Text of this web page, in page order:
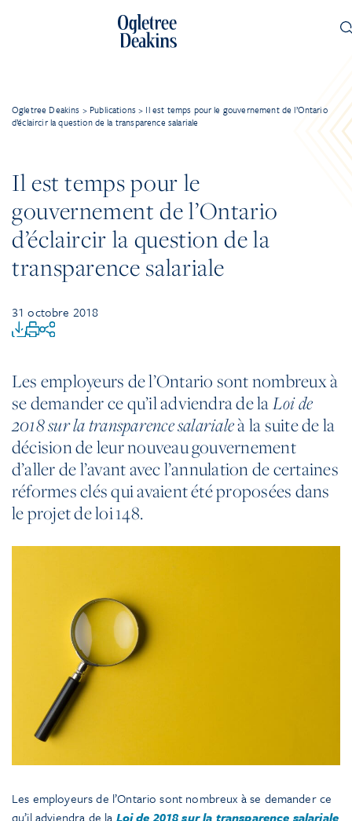
Ogletree Deakins > Publications > Il est temps pour le gouvernement de l’Ontario
d’éclaircir la question de la transparence salariale
Il est temps pour le
gouvernement de l’Ontario
d’éclaircir la question de la
transparence salariale
31 octobre 2018
Les employeurs de l’Ontario sont nombreux à
se demander ce qu’il adviendra de laLoi de
2018 sur la transparence salarialeà la suite de la
décision de leur nouveau gouvernement
d’aller de l’avant avec l’annulation de certaines
réformes clés qui avaient été proposées dans
le projet de loi 148.
Les employeurs de l’Ontario sont nombreux à se demander ce
qu’il adviendra de la Loi de 2018 sur la transparence salariale